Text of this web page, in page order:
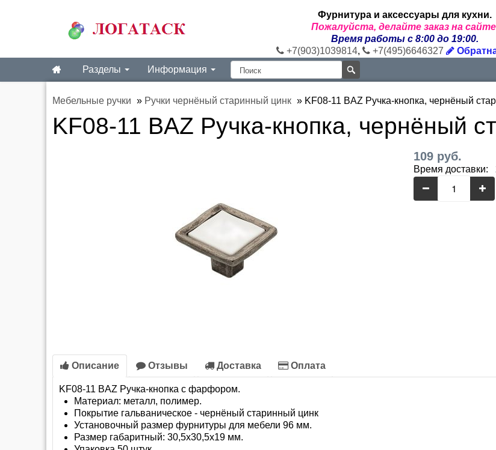
Фурнитура и аксессуары для кухни.
Пожалуйста, делайте заказ на
Время работы с 8:00 до 19:00.
+7(903)1039814, +7(495)6646327
Разделы
Информация
Мебельные ручки » Ручки чернёный старинный цинк » KF08-11 BAZ Ручка-кнопка, чернёный
KF08-11 BAZ Ручка-кнопка, чернёный
109 руб.
Время доставки:
Описание Отзывы Доставка Оплата
KF08-11 BAZ Ручка-кнопка с фарфором.
Материал: металл, полимер.
Покрытие гальваническое - чернёный старинный цинк
Установочный размер фурнитуры для мебели 96 мм.
Размер габаритный: 30,5х30,5х19 мм.